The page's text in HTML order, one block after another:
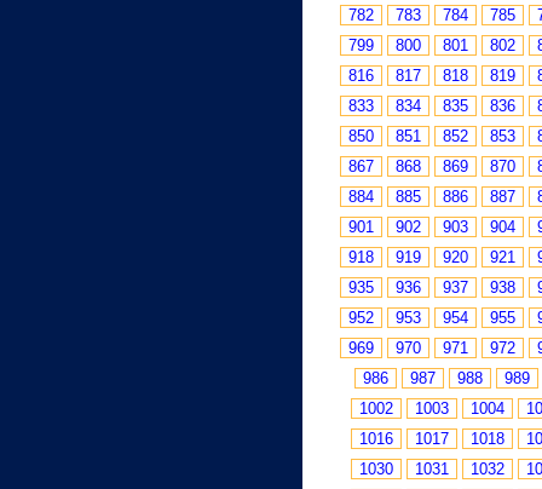
782
783 784 785
799
800 801 802
816
817 818 819
833
834 835 836
850
851 852 853
867
868 869 870
884
885 886 887
901
902 903 904
918
919 920 921
935
936 937 938
952
953 954 955
969
970 971 972
986
987 988
989
1002
1003 1004
1016
1017 1018
1030
1031 1032